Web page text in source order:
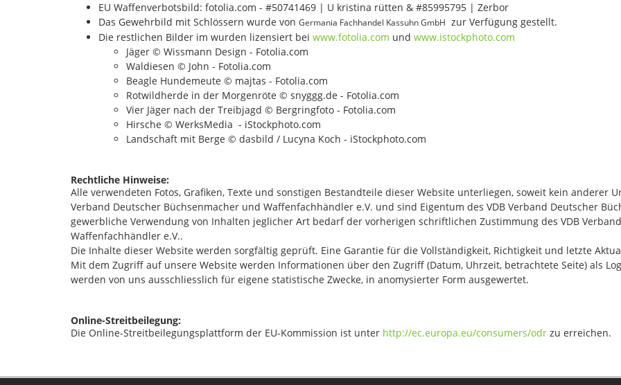
EU Waffenverbotsbild: fotolia.com - #50741469 | U kristina rütten & #85995795 | Zerbor
Das Gewehrbild mit Schlössern wurde von Germania Fachhandel Kassuhn GmbH zur Verfügung gestellt.
Die restlichen Bilder im wurden lizensiert bei www.fotolia.com und www.istockphoto.com
Jäger © Wissmann Design - Fotolia.com
Waldiesen © John - Fotolia.com
Beagle Hundemeute © majtas - Fotolia.com
Rotwildherde in der Morgenröte © snyggg.de - Fotolia.com
Vier Jäger nach der Treibjagd © Bergringfoto - Fotolia.com
Hirsche © WerksMedia - iStockphoto.com
Landschaft mit Berge © dasbild / Lucyna Koch - iStockphoto.com
Rechtliche Hinweise:
Alle verwendeten Fotos, Grafiken, Texte und sonstigen Bestandteile dieser Website unterliegen, soweit kein anderer
Verband Deutscher Büchsenmacher und Waffenfachhändler e.V. und sind Eigentum des VDB Verband Deutscher
gewerbliche Verwendung von Inhalten jeglicher Art bedarf der vorherigen schriftlichen Zustimmung des VDB
Waffenfachhändler e.V..
Die Inhalte dieser Website werden sorgfältig geprüft. Eine Garantie für die Vollständigkeit, Richtigkeit und letzte
Mit dem Zugriff auf unsere Website werden Informationen über den Zugriff (Datum, Uhrzeit, betrachtete Seite) als
werden von uns ausschliesslich für eigene statistische Zwecke, in anomysierter Form ausgewertet.
Online-Streitbeilegung:
Die Online-Streitbeilegungsplattform der EU-Kommission ist unter http://ec.europa.eu/consumers/odr zu erreichen.